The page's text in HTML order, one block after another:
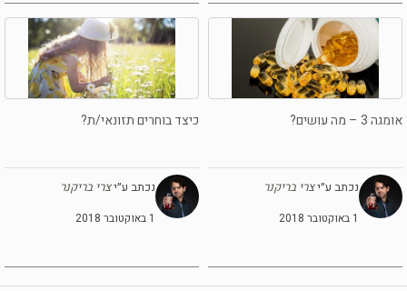
כיצד בוחרים תזונאי/ת?
נכתב ע״יצרי בריקנר
1 באוקטובר 2018
אומגה 3 – מה עושים?
נכתב ע״יצרי בריקנר
1 באוקטובר 2018